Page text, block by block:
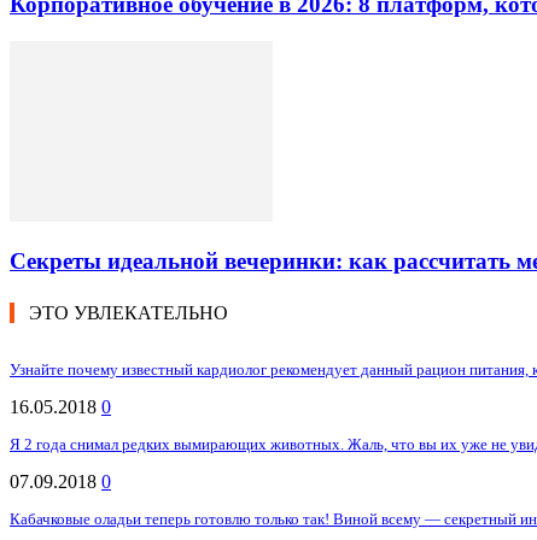
Секреты идеальной вечеринки: как рассчитать
ЭТО УВЛЕКАТЕЛЬНО
Узнайте почему известный кардиолог рекомендует данный рацион
16.05.2018 0
Я 2 года снимал редких вымирающих животных. Жаль, что вы их уже не
07.09.2018 0
Кабачковые оладьи теперь готовлю только так! Виной всему — секретный